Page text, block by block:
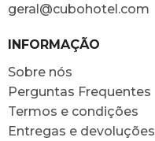
geral@cubohotel.com
INFORMAÇÃO
Sobre nós
Perguntas Frequentes
Termos e condições
Entregas e devoluções